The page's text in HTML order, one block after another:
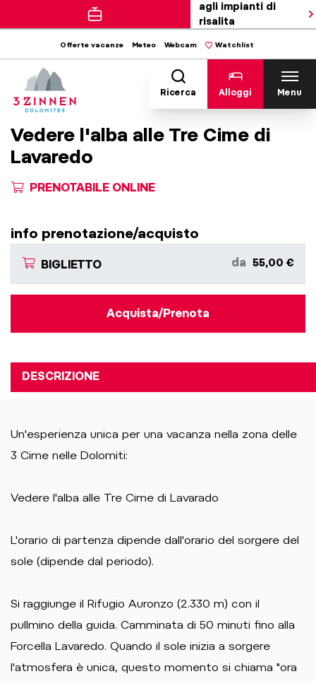
agli impianti di
risalita
Offerte vacanze Meteo Webcam Watchlist
Ricerca Alloggi Menu
Vedere l'alba alle Tre Cime di
Lavaredo
PRENOTABILE ONLINE
info prenotazione/acquisto
BIGLIETTO da 55,00 €
Acquista/Prenota
DESCRIZIONE
Un'esperienza unica per una vacanza nella zona delle
3 Cime nelle Dolomiti:
Vedere l'alba alle Tre Cime di Lavarado
L'orario di partenza dipende dall'orario del sorgere del
sole (dipende dal periodo).
Si raggiunge il Rifugio Auronzo (2.330 m) con il
pullmino della guida. Camminata di 50 minuti fino alla
Forcella Lavaredo. Quando il sole inizia a sorgere
l'atmosfera è unica, questo momento si chiama "ora